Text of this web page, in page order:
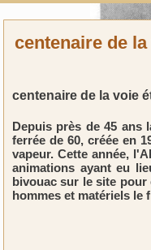
centenaire de
centenaire de la voie
Depuis près de 45 ans
ferrée de 60, créée en
vapeur. Cette année,
animations ayant eu
bivouac sur le site
hommes et matériels le